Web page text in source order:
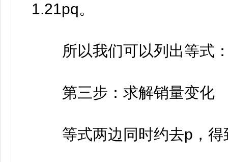
1.21pq。
所以我们可以列出等式：
第三步：求解销量变化
等式两边同时约去p，得